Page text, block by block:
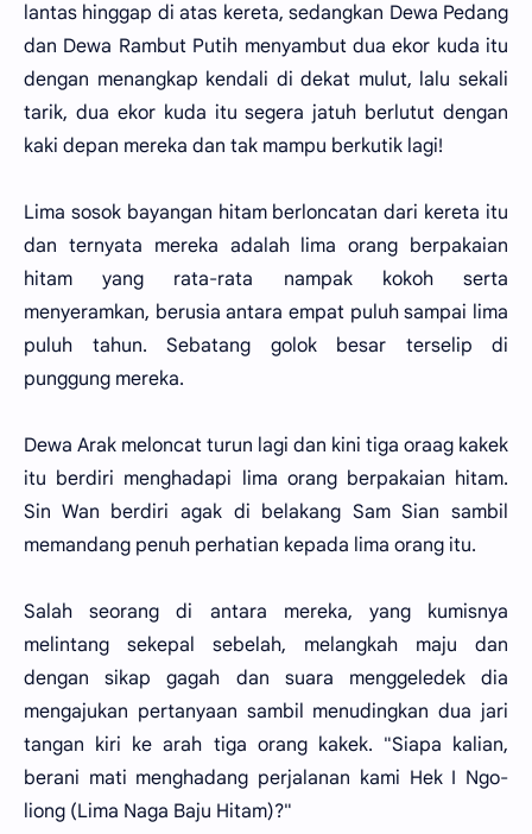
lantas hinggap di atas kereta, sedangkan Dewa Pedang
dan Dewa Rambut Putih menyambut dua ekor kuda itu
dengan menangkap kendali di dekat mulut, lalu sekali
tarik, dua ekor kuda itu segera jatuh berlutut dengan
kaki depan mereka dan tak mampu berkutik lagi!
Lima sosok bayangan hitam berloncatan dari kereta itu
dan ternyata mereka adalah lima orang berpakaian
hitam yang rata-rata nampak kokoh serta
menyeramkan, berusia antara empat puluh sampai lima
puluh tahun. Sebatang golok besar terselip di
punggung mereka.
Dewa Arak meloncat turun lagi dan kini tiga oraag kakek
itu berdiri menghadapi lima orang berpakaian hitam.
Sin Wan berdiri agak di belakang Sam Sian sambil
memandang penuh perhatian kepada lima orang itu.
Salah seorang di antara mereka, yang kumisnya
melintang sekepal sebelah, melangkah maju dan
dengan sikap gagah dan suara menggeledek dia
mengajukan pertanyaan sambil menudingkan dua jari
tangan kiri ke arah tiga orang kakek. "Siapa kalian,
berani mati menghadang perjalanan kami Hek I Ngo-
liong (Lima Naga Baju Hitam)?"